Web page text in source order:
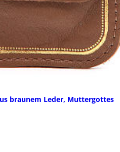
braunem Leder, Muttergottes